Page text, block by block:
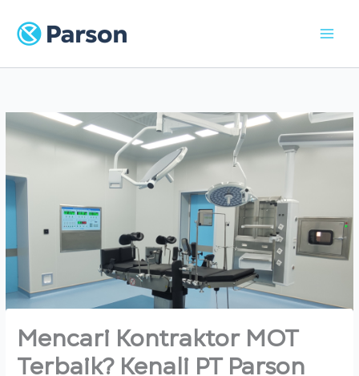
content
Mencari Kontraktor MOT
Terbaik? Kenali PT Parson